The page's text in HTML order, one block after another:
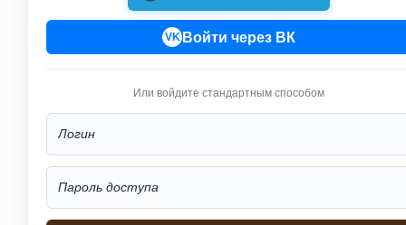
VK Войти через ВК
Или войдите стандартным способом